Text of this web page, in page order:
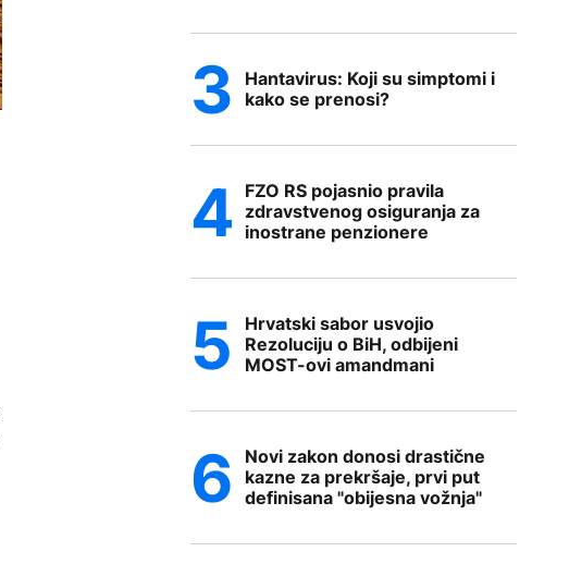
Hantavirus: Koji su simptomi i
kako se prenosi?
FZO RS pojasnio pravila
zdravstvenog osiguranja za
inostrane penzionere
Hrvatski sabor usvojio
Rezoluciju o BiH, odbijeni
MOST-ovi amandmani
Novi zakon donosi drastične
kazne za prekršaje, prvi put
definisana "obijesna vožnja"